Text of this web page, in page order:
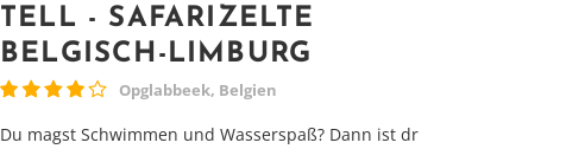
TELL - SAFARIZELTE
BELGISCH-LIMBURG
Opglabbeek, Belgien
Du magst Schwimmen und Wasserspaß? Dann ist dr